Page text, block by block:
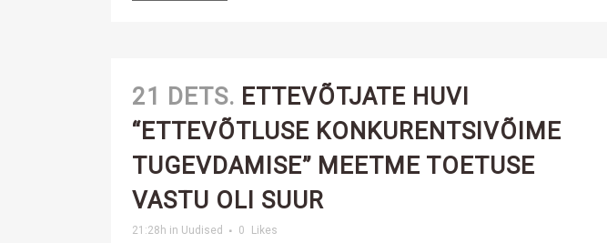
21 DETS. ETTEVÕTJATE HUVI
“ETTEVÕTLUSE KONKURENTSIVÕIME
TUGEVDAMISE” MEETME TOETUSE
VASTU OLI SUUR
21:28h in Uudised 0 Likes